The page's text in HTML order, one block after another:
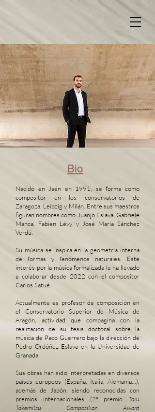
Nacido en Jaén en 1991, se forma como
compositor en los conservatorios de
Zaragoza, Leipzig y Milán. Entre sus maestros
figuran nombres como Juanjo Eslava, Gabriele
Manca, Fabien Lévy y José María Sánchez
Verdú.
Su música se inspira en la geometría interna
de formas y fenómenos naturales. Este
interés por la música formalizada le ha llevado
a colaborar desde 2022 con el compositor
Carlos Satué.
Actualmente es profesor de composición en
el Conservatorio Superior de Música de
Aragón, actividad que compagina con la
realización de su tesis doctoral sobre la
música de Paco Guerrero bajo la dirección de
Pedro Ordóñez Eslava en la Universidad de
Granada.
Sus obras han sido interpretadas en diversos
países europeos (España, Italia, Alemania...),
además de Japón, siendo reconocidas con
premios internacionales (2º premio Toru
Takemitsu Composition Award
Bio